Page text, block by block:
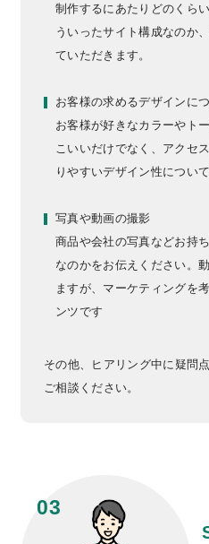
制作するにあたりどのくら
ういったサイト構成なのか
ていただきます。
お客様の求めるデザインに
お客様が好きなカラーやト
こいいだけでなく、アクセ
りやすいデザイン性につい
写真や動画の撮影
商品や会社の写真などお持
なのかをお伝えください。
ますが、マーケティングを
ンツです
その他、ヒアリング中に疑問
ご相談ください。